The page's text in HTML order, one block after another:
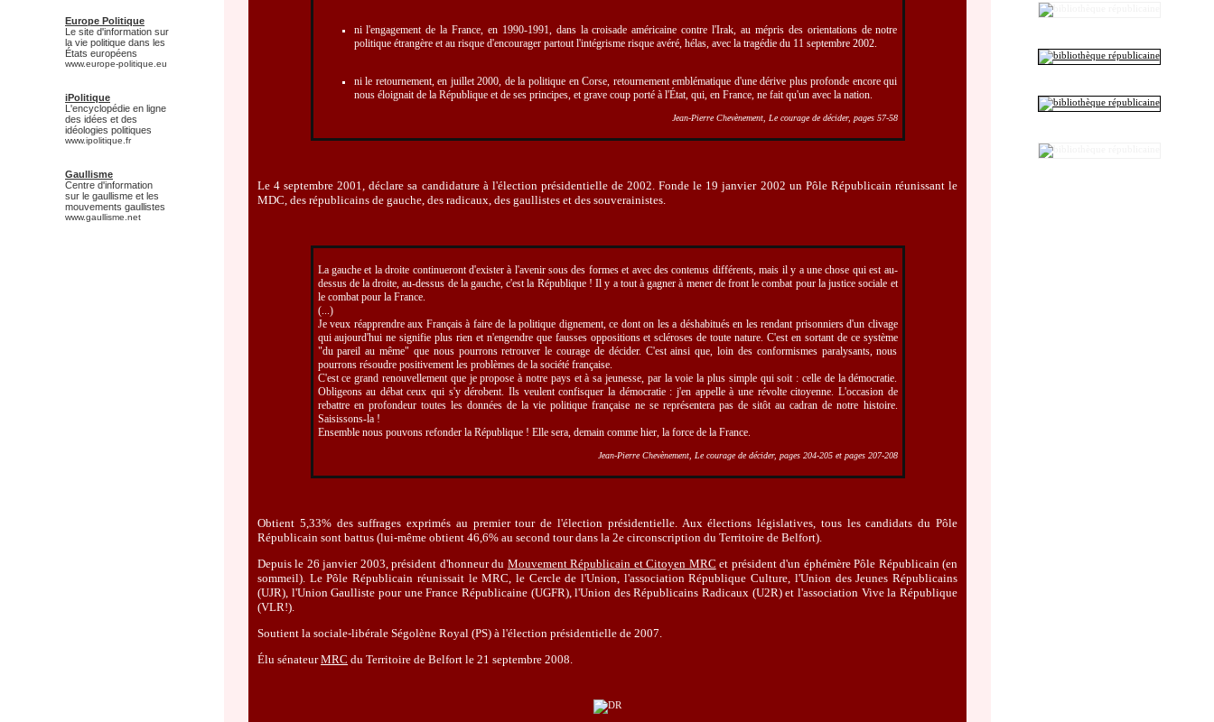
Europe Politique
Le site d'information sur
la vie politique dans les
États européens
www.europe-politique.eu
iPolitique
L'encyclopédie en ligne
des idées et des
idéologies politiques
www.ipolitique.fr
Gaullisme
Centre d'information
sur le gaullisme et les
mouvements gaullistes
www.gaullisme.net
ni l'engagement de la France, en 1990-1991, dans la croisade américaine contre l'Irak, au mépris des orientations de notre
politique étrangère et au risque d'encourager partout l'intégrisme risque avéré, hélas, avec la tragédie du 11 septembre 2002.
ni le retournement, en juillet 2000, de la politique en Corse, retournement emblématique d'une dérive plus profonde encore qui
nous éloignait de la République et de ses principes, et grave coup porté à l'État, qui, en France, ne fait qu'un avec la nation.
Jean-Pierre Chevènement, Le courage de décider, pages 57-58
Le 4 septembre 2001, déclare sa candidature à l'élection présidentielle de 2002. Fonde le 19 janvier 2002 un Pôle Républicain réunissant le
MDC, des républicains de gauche, des radicaux, des gaullistes et des souverainistes.
La gauche et la droite continueront d'exister à l'avenir sous des formes et avec des contenus différents, mais il y a une chose qui est au-
dessus de la droite, au-dessus de la gauche, c'est la République ! Il y a tout à gagner à mener de front le combat pour la justice sociale et
le combat pour la France.
(...)
Je veux réapprendre aux Français à faire de la politique dignement, ce dont on les a déshabitués en les rendant prisonniers d'un clivage
qui aujourd'hui ne signifie plus rien et n'engendre que fausses oppositions et scléroses de toute nature. C'est en sortant de ce système
"du pareil au même" que nous pourrons retrouver le courage de décider. C'est ainsi que, loin des conformismes paralysants, nous
pourrons résoudre positivement les problèmes de la société française.
C'est ce grand renouvellement que je propose à notre pays et à sa jeunesse, par la voie la plus simple qui soit : celle de la démocratie.
Obligeons au débat ceux qui s'y dérobent. Ils veulent confisquer la démocratie : j'en appelle à une révolte citoyenne. L'occasion de
rebattre en profondeur toutes les données de la vie politique française ne se représentera pas de sitôt au cadran de notre histoire.
Saisissons-la !
Ensemble nous pouvons refonder la République ! Elle sera, demain comme hier, la force de la France.
Jean-Pierre Chevènement, Le courage de décider, pages 204-205 et pages 207-208
Obtient 5,33% des suffrages exprimés au premier tour de l'élection présidentielle. Aux élections législatives, tous les candidats du Pôle
Républicain sont battus (lui-même obtient 46,6% au second tour dans la 2e circonscription du Territoire de Belfort).
Depuis le 26 janvier 2003, président d'honneur du Mouvement Républicain et Citoyen MRC et président d'un éphémère Pôle Républicain (en
sommeil). Le Pôle Républicain réunissait le MRC, le Cercle de l'Union, l'association République Culture, l'Union des Jeunes Républicains
(UJR), l'Union Gaulliste pour une France Républicaine (UGFR), l'Union des Républicains Radicaux (U2R) et l'association Vive la République
(VLR!).
Soutient la sociale-libérale Ségolène Royal (PS) à l'élection présidentielle de 2007.
Élu sénateurMRC du Territoire de Belfort le 21 septembre 2008.